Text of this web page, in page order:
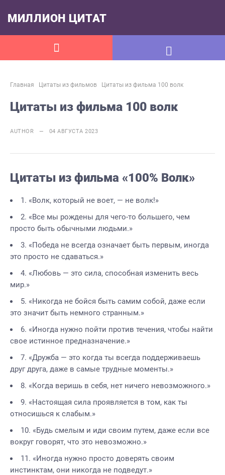
МИЛЛИОН ЦИТАТ
Главная Цитаты из фильмов Цитаты из фильма 100 волк
Цитаты из фильма 100 волк
AUTHOR — 04 АВГУСТА 2023
Цитаты из фильма «100% Волк»
1. «Волк, который не воет, — не волк!»
2. «Все мы рождены для чего-то большего, чем
просто быть обычными людьми.»
3. «Победа не всегда означает быть первым, иногда
это просто не сдаваться.»
4. «Любовь — это сила, способная изменить весь
мир.»
5. «Никогда не бойся быть самим собой, даже если
это значит быть немного странным.»
6. «Иногда нужно пойти против течения, чтобы найти
свое истинное предназначение.»
7. «Дружба — это когда ты всегда поддерживаешь
друг друга, даже в самые трудные моменты.»
8. «Когда веришь в себя, нет ничего невозможного.»
9. «Настоящая сила проявляется в том, как ты
относишься к слабым.»
10. «Будь смелым и иди своим путем, даже если все
вокруг говорят, что это невозможно.»
11. «Иногда нужно просто доверять своим
инстинктам, они никогда не подведут.»